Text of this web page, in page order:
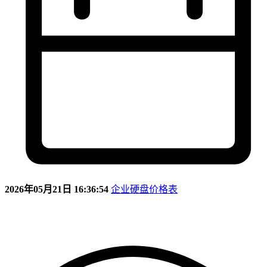
2026年05月21日 16:36:54 企业硬盘价格表